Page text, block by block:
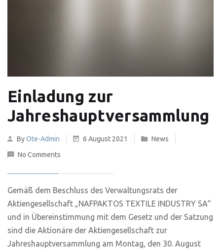
Einladung zur
Jahreshauptversammlung
ByOte-Admin 6 August 2021
News
No Comments
Gemäß dem Beschluss des Verwaltungsrats der
Aktiengesellschaft „NAFPAKTOS TEXTILE INDUSTRY SA“
und in Übereinstimmung mit dem Gesetz und der Satzung
sind die Aktionäre der Aktiengesellschaft zur
Jahreshauptversammlung am Montag, den 30. August